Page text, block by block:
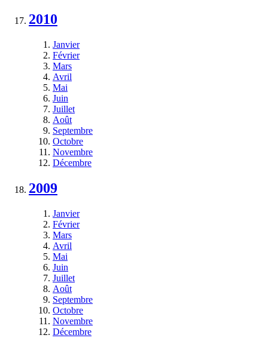
2010
Janvier
Février
Mars
Avril
Mai
Juin
Juillet
Août
Septembre
Octobre
Novembre
Décembre
2009
Janvier
Février
Mars
Avril
Mai
Juin
Juillet
Août
Septembre
Octobre
Novembre
Décembre